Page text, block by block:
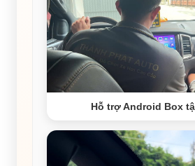
Hỗ trợ Android Box